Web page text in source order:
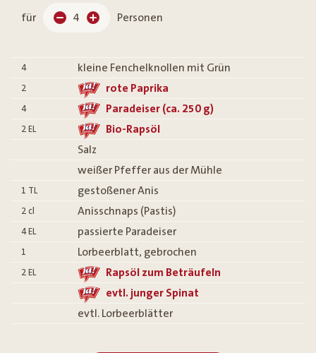
für 4 Personen
4 kleine Fenchelknollen mit Grün
2 rote Paprika
4 Paradeiser (ca. 250 g)
2 EL
Bio-Rapsöl
Salz
weißer Pfeffer aus der Mühle
1 TL gestoßener Anis
2 cl Anisschnaps (Pastis)
4 EL passierte Paradeiser
1 Lorbeerblatt, gebrochen
2 EL
Rapsöl zum Beträufeln
evtl. junger Spinat
evtl. Lorbeerblätter